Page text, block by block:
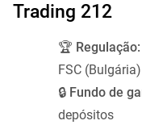
Trading 212
🏆 Regulação:
FSC
🔒 Fundo de
depósitos